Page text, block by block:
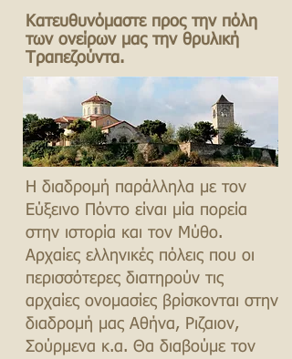
Κατευθυνόμαστε προς την πόλη
των ονείρων μας την θρυλική
Τραπεζούντα.
Η διαδρομή παράλληλα με τον
Εύξεινο Πόντο είναι μία πορεία
στην ιστορία και τον Μύθο.
Αρχαίες ελληνικές πόλεις που οι
περισσότερες διατηρούν τις
αρχαίες ονομασίες βρίσκονται στην
διαδρομή μας Αθήνα, Ριζαιον,
Σούρμενα κ.α. Θα διαβούμε τον